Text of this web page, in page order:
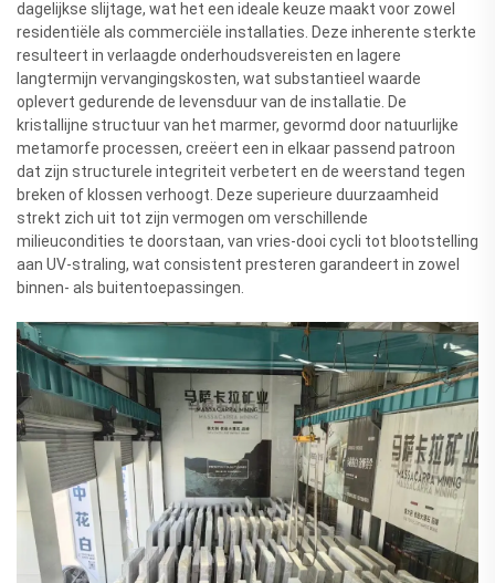
dagelijkse slijtage, wat het een ideale keuze maakt voor zowel
residentiële als commerciële installaties. Deze inherente sterkte
resulteert in verlaagde onderhoudsvereisten en lagere
langtermijn vervangingskosten, wat substantieel waarde
oplevert gedurende de levensduur van de installatie. De
kristallijne structuur van het marmer, gevormd door natuurlijke
metamorfe processen, creëert een in elkaar passend patroon
dat zijn structurele integriteit verbetert en de weerstand tegen
breken of klossen verhoogt. Deze superieure duurzaamheid
strekt zich uit tot zijn vermogen om verschillende
milieucondities te doorstaan, van vries-dooi cycli tot blootstelling
aan UV-straling, wat consistent presteren garandeert in zowel
binnen- als buitentoepassingen.